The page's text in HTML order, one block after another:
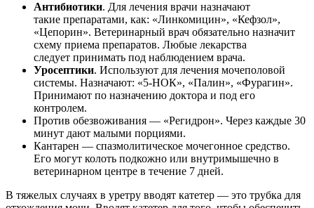
Антибиотики. Для лечения врачи назначают
такие препаратами, как: «Линкомицин», «Кефзол»,
«Цепорин». Ветеринарный врач обязательно назначит
схему приема препаратов. Любые лекарства
следует принимать под наблюдением врача.
Уросептики. Используют для лечения мочеполовой
системы. Назначают: «5-НОК», «Палин», «Фурагин».
Принимают по назначению доктора и под его
контролем.
Против обезвоживания — «Регидрон». Через каждые 30
минут дают малыми порциями.
Кантарен — спазмолитическое мочегонное средство.
Его могут колоть подкожно или внутримышечно в
ветеринарном центре в течение 7 дней.
В тяжелых случаях в уретру вводят катетер — это трубка для